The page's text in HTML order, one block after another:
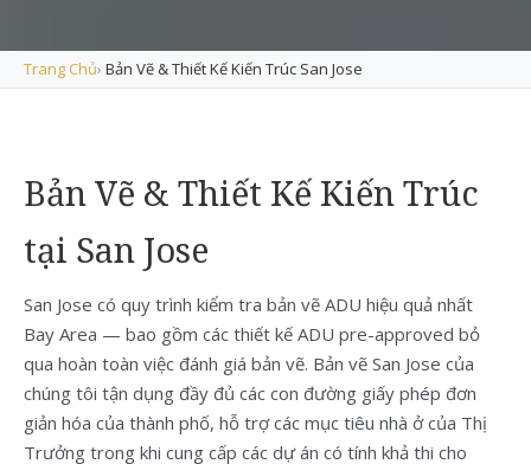
Trang Chủ› Bản Vẽ & Thiết Kế Kiến Trúc San Jose
Bản Vẽ & Thiết Kế Kiến Trúc
tại San Jose
San Jose có quy trình kiểm tra bản vẽ ADU hiệu quả nhất
Bay Area — bao gồm các thiết kế ADU pre-approved bỏ
qua hoàn toàn việc đánh giá bản vẽ. Bản vẽ San Jose của
chúng tôi tận dụng đầy đủ các con đường giấy phép đơn
giản hóa của thành phố, hỗ trợ các mục tiêu nhà ở của Thị
Trưởng trong khi cung cấp các dự án có tính khả thi cho